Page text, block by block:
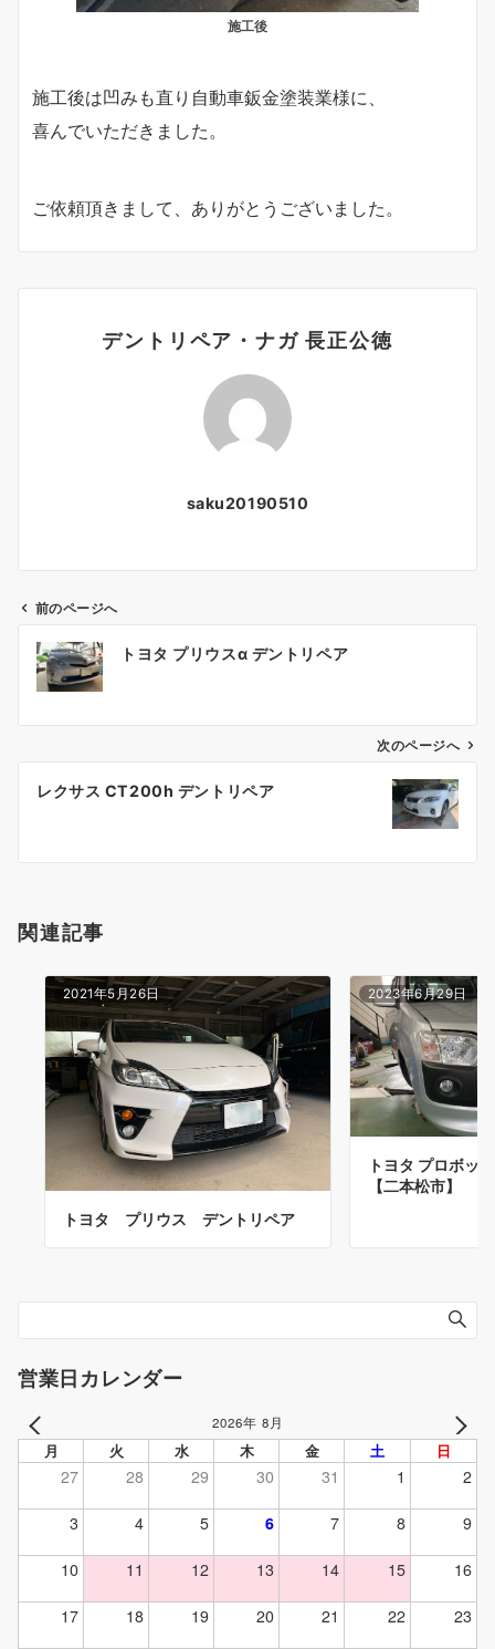
施工後
施工後は凹みも直り自動車鈑金塗装業様に、
喜んでいただきました。
ご依頼頂きまして、ありがとうございました。
デントリペア・ナガ 長正公徳
saku20190510
ビ
ン
前のページへ
トヨタ プリウスα デントリペア
次のページへ
レクサス CT200h デントリペア
関連記事
2021年5月26日
トヨタ プリウス デントリペア
2023年6月29日
トヨタ プロボッ
【二本松市】
営業日カレンダー
2026年 8月
月 火 水 木 金 土 日
27 28 29 30 31 1 2
3 4 5 6 7 8 9
10 11 12 13 14 15 16
17 18 19 20 21 22 23